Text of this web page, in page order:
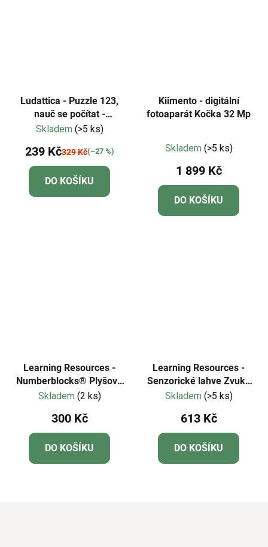
Ludattica - Puzzle 123,
nauč se počítat -
Dinosauři
Skladem (>5 ks)
239 Kč329 Kč(–27 %)
DO KOŠÍKU
Kiimento - digitální
fotoaparát Kočka 32 Mp
hodnocení
produktu
je
5,0
z
Skladem (>5 ks)
1 899 Kč
DO KOŠÍKU
Learning Resources -
Numberblocks® Plyšová
jednička
Skladem (2 ks)
300 Kč
DO KOŠÍKU
Learning Resources -
Senzorické lahve Zvuky
deště
Skladem (>5 ks)
613 Kč
DO KOŠÍKU